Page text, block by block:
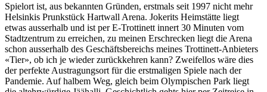
Spielort ist, aus bekannten Gründen, erstmals seit 1997 nicht mehr
Helsinkis Prunkstück Hartwall Arena. Jokerits Heimstätte liegt
etwas ausserhalb und ist per E-Trottinett innert 30 Minuten vom
Stadtzentrum zu erreichen, zu meinen Erschrecken liegt die Arena
schon ausserhalb des Geschäftsbereichs meines Trottinett-Anbieters
«Tier», ob ich je wieder zurückkehren kann? Zweifellos wäre dies
der perfekte Austragungsort für die erstmaligen Spiele nach der
Pandemie. Auf halbem Weg, gleich beim Olympischen Park liegt